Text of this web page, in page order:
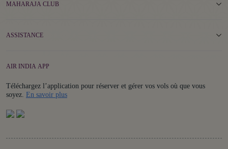
MAHARAJA CLUB
ASSISTANCE
AIR INDIA APP
Téléchargez l’application pour réserver et gérer vos vols où que vous
soyez. En savoir plusDetails